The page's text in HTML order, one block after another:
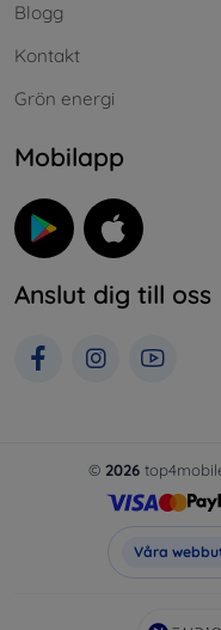
Blogg
Kontakt
Grön energi
Mobilapp
Anslut dig till oss
© 2026
Våra